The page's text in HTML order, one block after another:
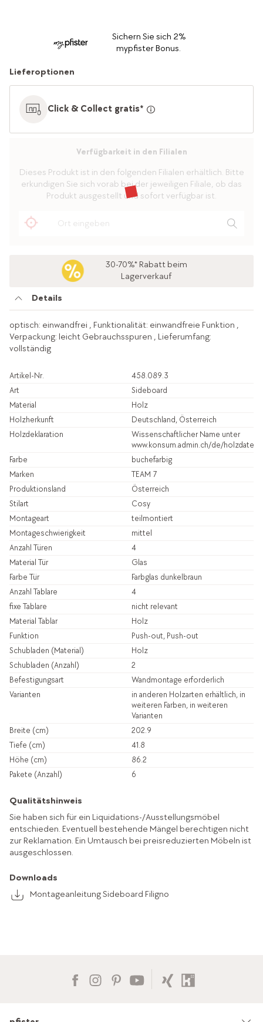
Sichern Sie sich 2%
mypfister Bonus.
Lieferoptionen
Click & Collect gratis*
Verfügbarkeit in den Filialen
Dieses Produkt ist in den folgenden Filialen erhältlich. Bitte
erkundigen Sie sich vorab bei der jeweiligen Filiale, ob das
Produkt ausgestellt und sofort verfügbar ist.
30-70%* Rabatt beim
Lagerverkauf
Details
optisch: einwandfrei , Funktionalität: einwandfreie Funktion ,
Verpackung: leicht Gebrauchsspuren , Lieferumfang:
vollständig
Artikel-Nr.
458.089.3
Art
Sideboard
Material
Holz
Holzherkunft
Deutschland, Österreich
Holzdeklaration
Wissenschaftlicher Name unter
www.konsum.admin.ch/de/
Farbe
buchefarbig
Marken
TEAM 7
Produktionsland
Österreich
Stilart
Cosy
Montageart
teilmontiert
Montageschwierigkeit
mittel
Anzahl Türen
4
Material Tür
Glas
Farbe Tür
Farbglas dunkelbraun
Anzahl Tablare
4
fixe Tablare
nicht relevant
Material Tablar
Holz
Funktion
Push-out, Push-out
Schubladen (Material)
Holz
Schubladen (Anzahl)
2
Befestigungsart
Wandmontage erforderlich
Varianten
in anderen Holzarten erhältlich, in
weiteren Farben, in weiteren
Varianten
Breite (cm)
202.9
Tiefe (cm)
41.8
Höhe (cm)
86.2
Pakete (Anzahl)
6
Qualitätshinweis
Sie haben sich für ein Liquidations-/Ausstellungsmöbel
entschieden. Eventuell bestehende Mängel berechtigen nicht
zur Reklamation. Ein Umtausch bei preisreduzierten Möbeln ist
ausgeschlossen.
Downloads
Montageanleitung Sideboard Filigno